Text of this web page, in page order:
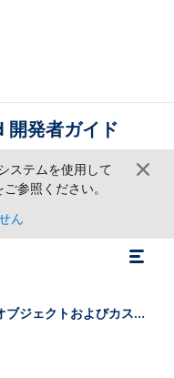
発者ガイド
ステムを使用して
ご参照ください。
ん
Financial Services Cloud の標準オブジェクトおよびカスタムオブジェクト